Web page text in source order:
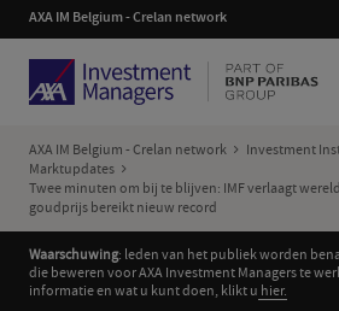
AXA IM Belgium - Crelan network
AXA IM Belgium - Crelan network Investment
Marktupdates
Twee minuten om bij te blijven: IMF verlaagt
goudprijs bereikt nieuw record
Waarschuwing: leden van het publiek worden
die beweren voor AXA Investment Managers te
informatie en wat u kunt doen, klikt u hier.